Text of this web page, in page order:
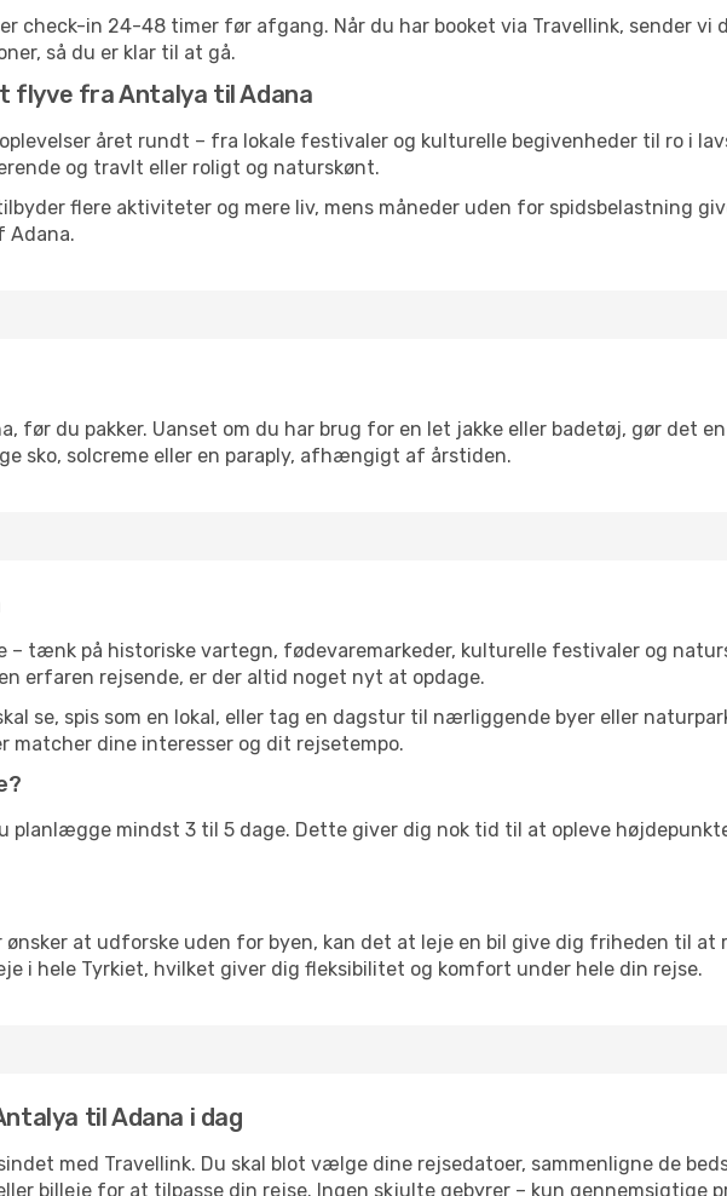
check-in 24-48 timer før afgang. Når du har booket via Travellink, sender vi
så du er klar til at gå.
flyve fra Antalya til Adana
året rundt – fra lokale festivaler og kulturelle begivenheder til ro i
og travlt eller roligt og naturskønt.
flere aktiviteter og mere liv, mens måneder uden for spidsbelastning
Adana.
før du pakker. Uanset om du har brug for en let jakke eller badetøj, gør det
sko, solcreme eller en paraply, afhængigt af årstiden.
– tænk på historiske vartegn, fødevaremarkeder, kulturelle festivaler og
erfaren rejsende, er der altid noget nyt at opdage.
se, spis som en lokal, eller tag en dagstur til nærliggende byer eller
matcher dine interesser og dit rejsetempo.
planlægge mindst 3 til 5 dage. Dette giver dig nok tid til at opleve
at udforske uden for byen, kan det at leje en bil give dig friheden til at
i hele Tyrkiet, hvilket giver dig fleksibilitet og komfort under hele din rejse.
til Adana i dag
med Travellink. Du skal blot vælge dine rejsedatoer, sammenligne de
billeje for at tilpasse din rejse. Ingen skjulte gebyrer – kun gennemsigtige